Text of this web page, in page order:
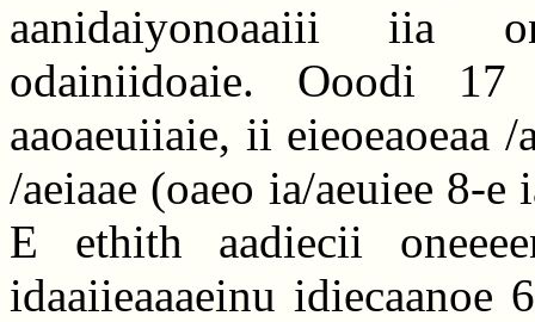
aanidaiyonoaaiii iia
odainiidoaie. Ooodi
aaoaeuiiaie, ii eieoeaoeaa
/aeiaae (oaeo ia/aeuiee 8-e
E ethith aadiecii
idaaiieaaaeinu idiecaanoe